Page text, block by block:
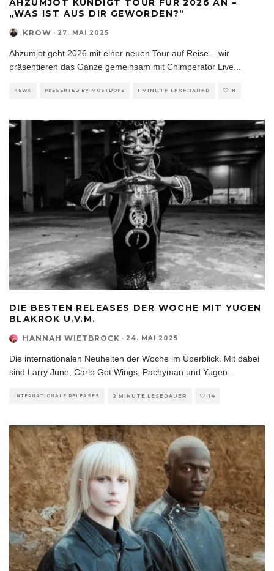
AHZUMJOT KÜNDIGT TOUR FÜR 2026 AN –
„WAS IST AUS DIR GEWORDEN?“
KROW · 27. MAI 2025
Ahzumjot geht 2026 mit einer neuen Tour auf Reise – wir
präsentieren das Ganze gemeinsam mit Chimperator Live
NEWS PRESENTED BY MOSTDOPE 1 MINUTE LESEDAUER 8
DIE BESTEN RELEASES DER WOCHE MIT YUGEN
BLAKROK U.V.M.
HANNAH WIETBROCK · 24. MAI 2025
Die internationalen Neuheiten der Woche im Überblick. Mit dabei
sind Larry June, Carlo Got Wings, Pachyman und Yugen...
INTERNATIONALE RELEASES 2 MINUTE LESEDAUER 14